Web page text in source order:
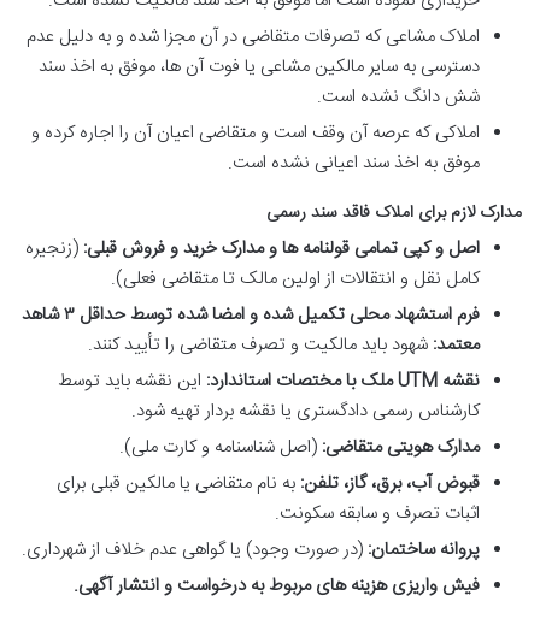
املاک مشاعی که تصرفات متقاضی در آن مجزا شده و به دلیل عدم
دسترسی به سایر مالکین مشاعی یا فوت آن ها، موفق به اخذ سند
شش دانگ نشده است.
املاکی که عرصه آن وقف است و متقاضی اعیان آن را اجاره کرده و
موفق به اخذ سند اعیانی نشده است.
مدارک لازم برای املاک فاقد سند رسمی
اصل و کپی تمامی قولنامه ها و مدارک خرید و فروش قبلی: (زنجیره
کامل نقل و انتقالات از اولین مالک تا متقاضی فعلی).
فرم استشهاد محلی تکمیل شده و امضا شده توسط حداقل ۳ شاهد
معتمد: شهود باید مالکیت و تصرف متقاضی را تأیید کنند.
نقشه UTM ملک با مختصات استاندارد:
این نقشه باید توسط
کارشناس رسمی دادگستری یا نقشه بردار تهیه شود.
مدارک هویتی متقاضی: (اصل شناسنامه و کارت ملی).
قبوض آب، برق، گاز، تلفن: به نام متقاضی یا مالکین قبلی برای
اثبات تصرف و سابقه سکونت.
پروانه ساختمان: (در صورت وجود) یا گواهی عدم خلاف از شهرداری.
فیش واریزی هزینه های مربوط به درخواست و انتشار آگهی.